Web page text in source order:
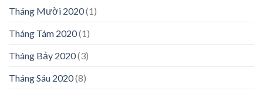
Tháng Mười 2020(1)
Tháng Tám 2020(1)
Tháng Bảy 2020(3)
Tháng Sáu 2020(8)